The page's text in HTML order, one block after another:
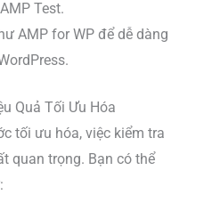
Test.
AMP for WP để dễ dàng
Quả Tối Ưu Hóa
tối ưu hóa, việc kiểm tra
quan trọng. Bạn có thể